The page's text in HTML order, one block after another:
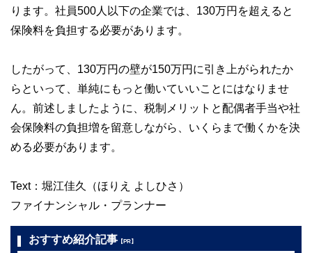
ります。社員500人以下の企業では、130万円を超えると
保険料を負担する必要があります。
したがって、130万円の壁が150万円に引き上がられたか
らといって、単純にもっと働いていいことにはなりませ
ん。前述しましたように、税制メリットと配偶者手当や社
会保険料の負担増を留意しながら、いくらまで働くかを決
める必要があります。
Text：堀江佳久（ほりえ よしひさ）
ファイナンシャル・プランナー
おすすめ紹介記事 【PR】